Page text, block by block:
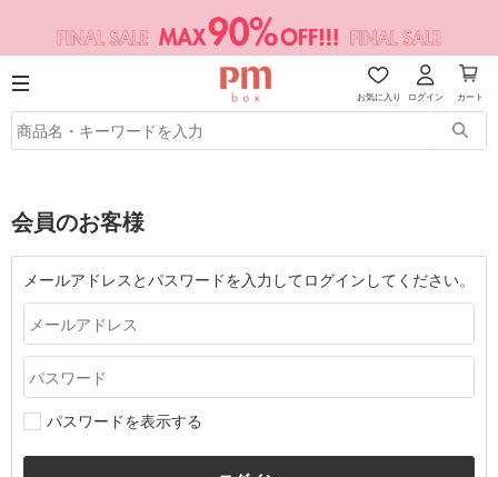
お気に入り ログイン カート
会員のお客様
メールアドレスとパスワードを入力してログインしてください。
パスワードを表示する